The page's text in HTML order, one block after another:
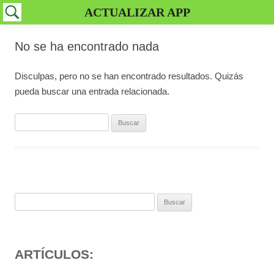
No se ha encontrado nada
Disculpas, pero no se han encontrado resultados. Quizás
pueda buscar una entrada relacionada.
ARTÍCULOS:
ACTUALIZAR APP